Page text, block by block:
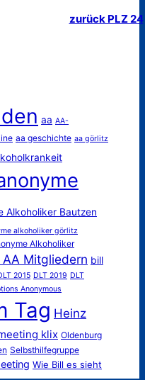
zurück PLZ 24
aa AA-
aa geschichte aa görlitz
Alkoholiker Bautzen
alkoholiker görlitz
Alkoholiker
Mitgliedern bill
2015 DLT 2019 DLT
Anonymous
Tag Heinz
klix Oldenburg
Selbsthilfegruppe
Wie Bill es sieht